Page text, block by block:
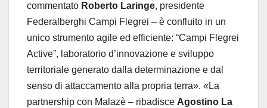
commentato Roberto Laringe, presidente
Federalberghi Campi Flegrei – è confluito in un
unico strumento agile ed efficiente: “Campi Flegrei
Active”, laboratorio d’innovazione e sviluppo
territoriale generato dalla determinazione e dal
senso di attaccamento alla propria terra». «La
partnership con Malazè – ribadisce Agostino La